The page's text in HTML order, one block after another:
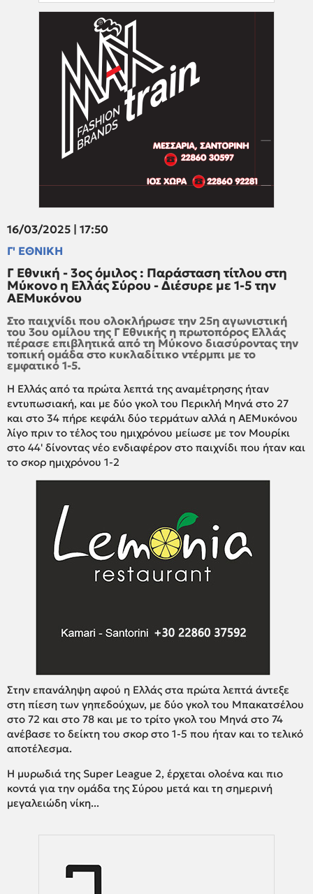
16/03/2025 | 17:50
Γ' ΕΘΝΙΚΗ
Γ Εθνική - 3ος όμιλος : Παράσταση τίτλου στη
Μύκονο η Ελλάς Σύρου - Διέσυρε με 1-5 την
ΑΕΜυκόνου
Στο παιχνίδι που ολοκλήρωσε την 25η αγωνιστική
του 3ου ομίλου της Γ Εθνικής η πρωτοπόρος Ελλάς
πέρασε επιβλητικά από τη Μύκονο διασύροντας την
τοπική ομάδα στο κυκλαδίτικο ντέρμπι με το
εμφατικό 1-5.
Η Ελλάς από τα πρώτα λεπτά της αναμέτρησης ήταν
εντυπωσιακή, και με δύο γκολ του Περικλή Μηνά στο 27
και στο 34 πήρε κεφάλι δύο τερμάτων αλλά η ΑΕΜυκόνου
λίγο πριν το τέλος του ημιχρόνου μείωσε με τον Μουρίκι
στο 44' δίνοντας νέο ενδιαφέρον στο παιχνίδι που ήταν και
το σκορ ημιχρόνου 1-2
Στην επανάληψη αφού η Ελλάς στα πρώτα λεπτά άντεξε
στη πίεση των γηπεδούχων, με δύο γκολ του Μπακατσέλου
στο 72 και στο 78 και με το τρίτο γκολ του Μηνά στο 74
ανέβασε το δείκτη του σκορ στο 1-5 που ήταν και το τελικό
αποτέλεσμα.
Η μυρωδιά της Super League 2, έρχεται ολοένα και πιο
κοντά για την ομάδα της Σύρου μετά και τη σημερινή
μεγαλειώδη νίκη...